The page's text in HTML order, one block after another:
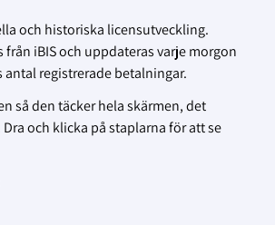
och historiska licensutveckling.
iBIS och uppdateras varje morgon
antal registrerade betalningar.
så den täcker hela skärmen, det
och klicka på staplarna för att se